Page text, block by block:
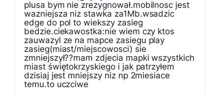
plusa bym nie zrezygnował.mobilnosc jest
wazniejsza niz stawka za1Mb.wsadzic
edge do pol to wiekszy zasieg
bedzie.ciekawostka:nie wiem czy ktos
zauwazyl ze na mapce zasiegu play
zasieg(miast/miejscowosci) sie
zmniejszył??mam zdjecia mapki wszystkich
miast świętokrzyskiego i jak patrzyłem
dzisiaj jest mniejszy niz np 2miesiace
temu.to uczciwe